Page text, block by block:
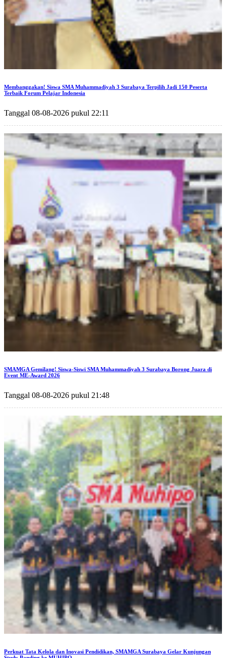
Membanggakan! Siswa SMA Muhammadiyah 3 Surabaya Terpilih Jadi 150 Peserta
Terbaik Forum Pelajar Indonesia
Tanggal 08-08-2026 pukul 22:11
SMAMGA Gemilang! Siswa-Siswi SMA Muhammadiyah 3 Surabaya Borong Juara di
Event ME-Award 2026
Tanggal 08-08-2026 pukul 21:48
Perkuat Tata Kelola dan Inovasi Pendidikan, SMAMGA Surabaya Gelar Kunjungan